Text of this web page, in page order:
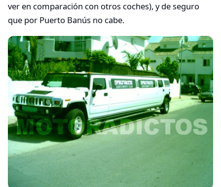
ver en comparación con otros coches), y de seguro
que por Puerto Banús no cabe.